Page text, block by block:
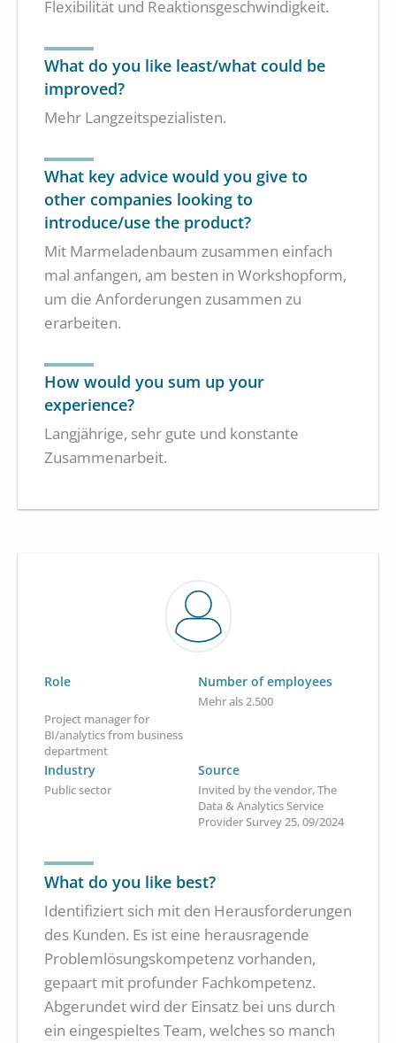
Flexibilität und Reaktionsgeschwindigkeit.
What do you like least/what could be
improved?
Mehr Langzeitspezialisten.
What key advice would you give to
other companies looking to
introduce/use the product?
Mit Marmeladenbaum zusammen einfach
mal anfangen, am besten in Workshopform,
um die Anforderungen zusammen zu
erarbeiten.
How would you sum up your
experience?
Langjährige, sehr gute und konstante
Zusammenarbeit.
Role
Project manager for
BI/analytics from business
department
Number of employees
Mehr als 2.500
Industry
Public sector
Source
Invited by the vendor, The
Data & Analytics Service
Provider Survey 25, 09/2024
What do you like best?
Identifiziert sich mit den Herausforderungen
des Kunden. Es ist eine herausragende
Problemlösungskompetenz vorhanden,
gepaart mit profunder Fachkompetenz.
Abgerundet wird der Einsatz bei uns durch
ein eingespieltes Team, welches so manch